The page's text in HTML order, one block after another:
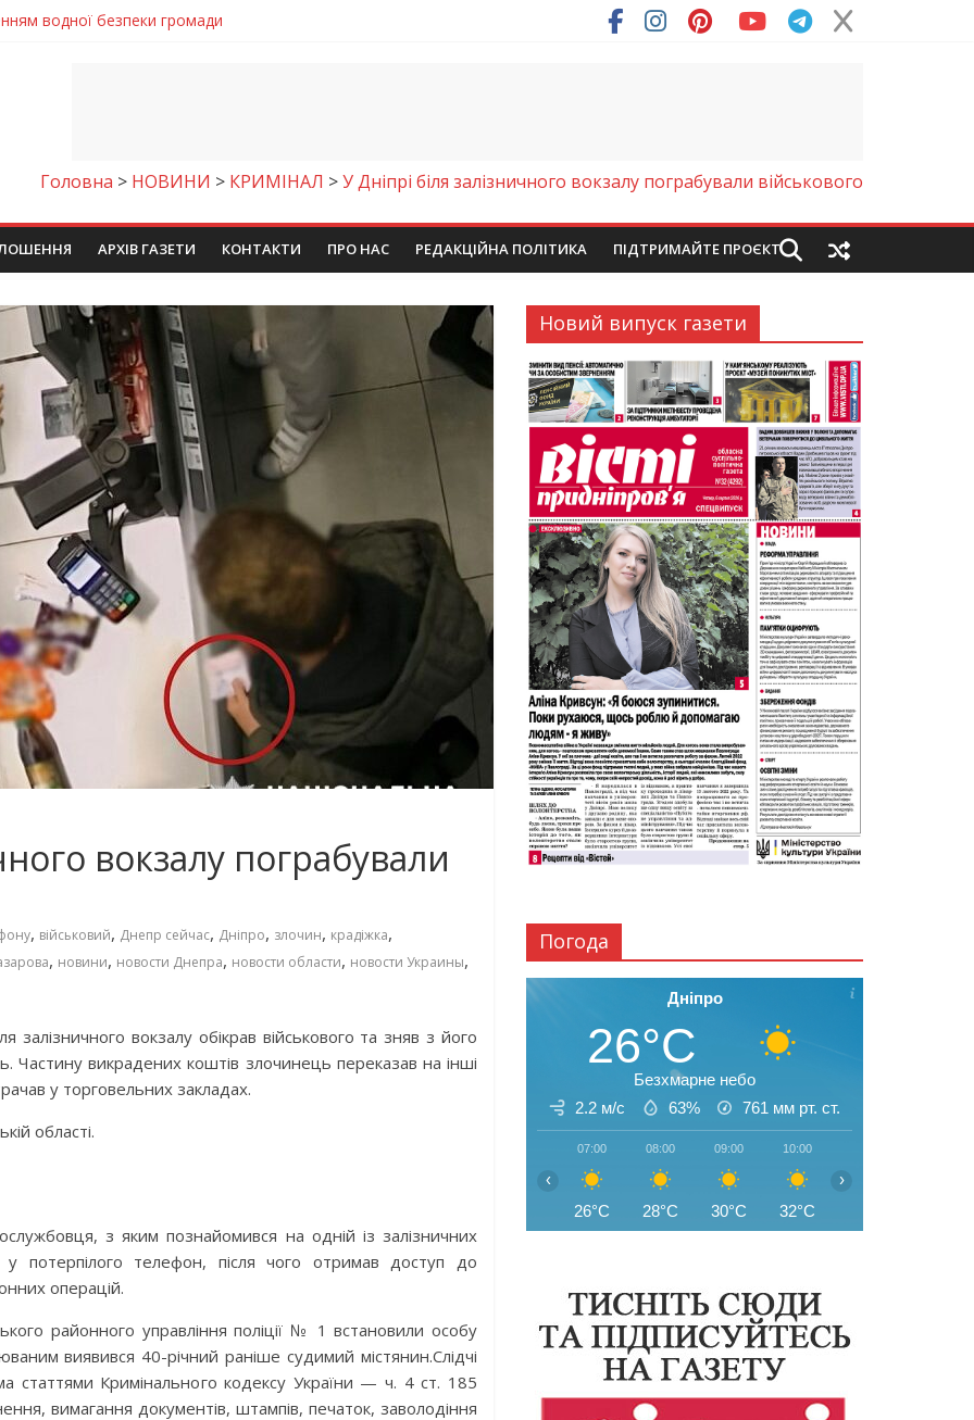
водної безпеки громади
клас
визнали найкращими в Україні
впливати на здоров’я
Головна > НОВИНИ > КРИМІНАЛ >У Дніпрі біля залізничного вокзалу пограбували військового
АРХІВ ГАЗЕТИ КОНТАКТИ ПРО НАС РЕДАКЦІЙНА ПОЛІТИКА ПІДТРИМАЙТЕ ПРОЄКТ
вокзалу пограбували
, військовий, Днепр сейчас, Дніпро, злочин, крадіжка,
, новини, новости Днепра, новости области, новости Украины,
залізничного вокзалу обікрав військового та зняв з його
Частину викрадених коштів злочинець переказав на інші
у торговельних закладах.
області.
з яким познайомився на одній із залізничних
у потерпілого телефон, після чого отримав доступ до
операцій.
районного управління поліції № 1 встановили особу
виявився 40-річний раніше судимий містянин.Слідчі
статтями Кримінального кодексу України — ч. 4 ст. 185
вимагання документів, штампів, печаток, заволодіння
Новий випуск газети
Погода
Дніпро
26°C
Безхмарне небо
2.2 м/с
63% 761 мм рт. ст.
07:00
26°C
08:00
28°C
09:00
30°C
10:00
32°C
‹ ›